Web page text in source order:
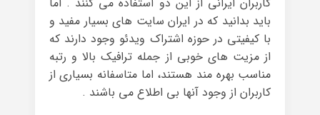
باید بدانید که در ایران سایت های بسیار مفید و
با کیفیتی در حوزه اشتراک ویدئو وجود دارند که
از مزیت های خوبی از جمله ترافیک بالا و رتبه
مناسب بهره مند هستند، اما متاسفانه بسیاری از
کاربران از وجود آنها بی اطلاع می باشند .